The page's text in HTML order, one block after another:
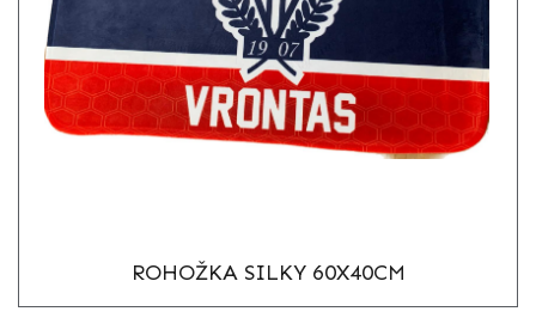
ROHOŽKA SILKY 60X40CM